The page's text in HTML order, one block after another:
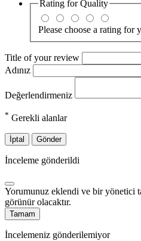
Rating forQuality
Please choose a rating for
Title of your review
Adınız
Değerlendirmeniz
* Gerekli alanlar
İptal Gönder
İnceleme gönderildi
Yorumunuz eklendi ve bir yönetici
görünür olacaktır.
Tamam
İncelemeniz gönderilemiyor